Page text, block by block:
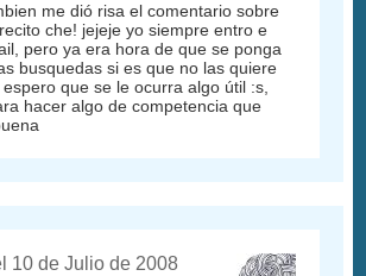
me dió risa el comentario sobre
che! jejeje yo siempre entro e
pero ya era hora de que se ponga
busquedas si es que no las quiere
que se le ocurra algo útil :s,
hacer algo de competencia que
10 de Julio de 2008